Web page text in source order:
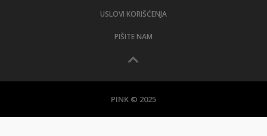
USLOVI KORIŠĆENJA
PIŠITE NAM
PINK © 2025